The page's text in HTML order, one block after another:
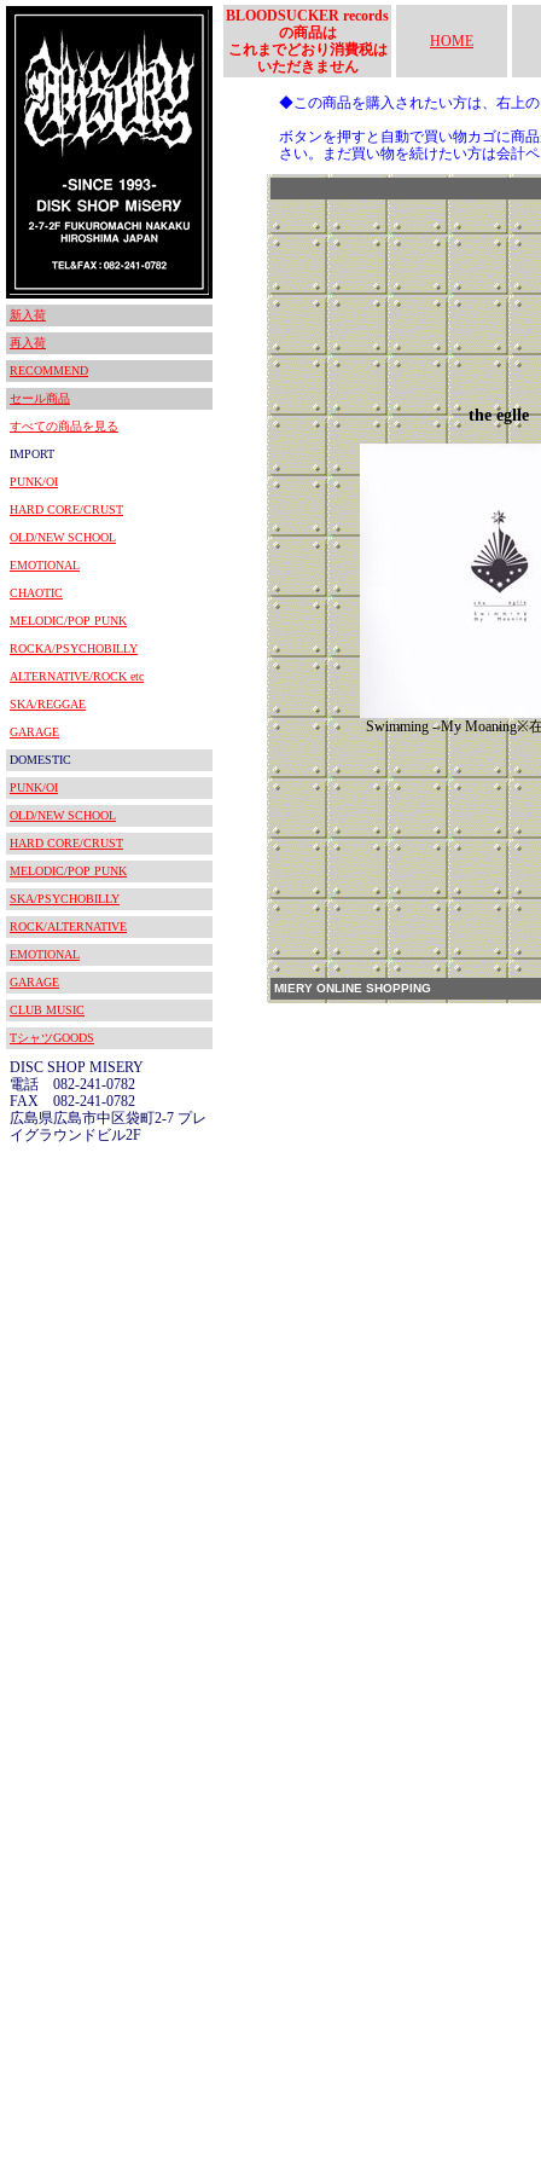
新入荷
再入荷
RECOMMEND
セール商品
すべての商品を見る
IMPORT
PUNK/OI
HARD CORE/CRUST
OLD/NEW SCHOOL
EMOTIONAL
CHAOTIC
MELODIC/POP PUNK
ROCKA/PSYCHOBILLY
ALTERNATIVE/ROCK etc
SKA/REGGAE
GARAGE
DOMESTIC
PUNK/OI
OLD/NEW SCHOOL
HARD CORE/CRUST
MELODIC/POP PUNK
SKA/PSYCHOBILLY
ROCK/ALTERNATIVE
EMOTIONAL
GARAGE
CLUB MUSIC
TシャツGOODS
DISC SHOP MISERY
電話 082-241-0782
FAX 082-241-0782
広島県広島市中区袋町2-7 プレ
イグラウンドビル2F
BLOODSUCKER records
の商品は
これまでどおり消費税は
いただきません
HOME
◆この商品を購入されたい方は、右上
ボタンを押すと自動で買い物カゴに商
さい。まだ買い物を続けたい方は会計
the eglle
Swimming - My Moaning※
MIERY ONLINE SHOPPING